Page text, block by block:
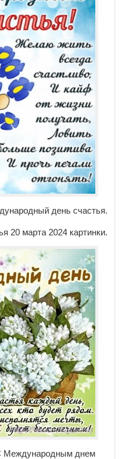
день счастья.
20 марта 2024 картинки.
Международным днем